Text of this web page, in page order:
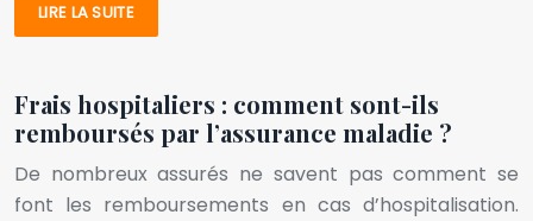
LIRE LA SUITE
Frais hospitaliers : comment sont-ils
remboursés par l’assurance maladie ?
De nombreux assurés ne savent pas comment se
font les remboursements en cas d’hospitalisation.